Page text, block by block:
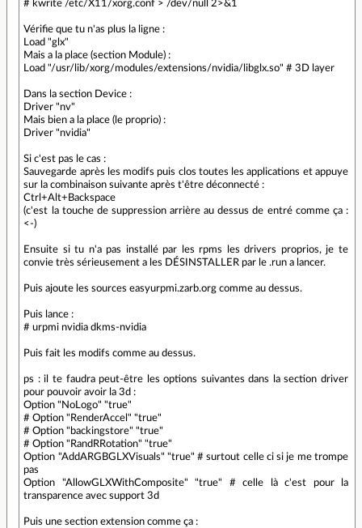
# kwrite /etc/X11/xorg.conf > /dev/null 2>&1
Vérifie que tu n'as plus la ligne :
Load "glx"
Mais a la place (section Module) :
Load "/usr/lib/xorg/modules/extensions/nvidia/libglx.so" # 3D layer
Dans la section Device :
Driver "nv"
Mais bien a la place (le proprio) :
Driver "nvidia"
Si c'est pas le cas :
Sauvegarde après les modifs puis clos toutes les applications et appuye
sur la combinaison suivante après t'être déconnecté :
Ctrl+Alt+Backspace
(c'est la touche de suppression arrière au dessus de entré comme ça :
<-)
Ensuite si tu n'a pas installé par les rpms les drivers proprios, je te
convie très sérieusement a les DÉSINSTALLER par le .run a lancer.
Puis ajoute les sources easyurpmi.zarb.org comme au dessus.
Puis lance :
# urpmi nvidia dkms-nvidia
Puis fait les modifs comme au dessus.
ps : il te faudra peut-être les options suivantes dans la section driver
pour pouvoir avoir la 3d :
Option "NoLogo" "true"
# Option "RenderAccel" "true"
# Option "backingstore" "true"
# Option "RandRRotation" "true"
Option "AddARGBGLXVisuals" "true" # surtout celle ci si je me trompe
pas
Option "AllowGLXWithComposite" "true" # celle là c'est pour la
transparence avec support 3d
Puis une section extension comme ça :